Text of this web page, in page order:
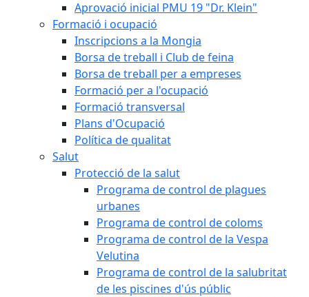
Aprovació inicial PMU 19 "Dr. Klein"
Formació i ocupació
Inscripcions a la Mongia
Borsa de treball i Club de feina
Borsa de treball per a empreses
Formació per a l'ocupació
Formació transversal
Plans d'Ocupació
Política de qualitat
Salut
Protecció de la salut
Programa de control de plagues
urbanes
Programa de control de coloms
Programa de control de la Vespa
Velutina
Programa de control de la salubritat
de les piscines d'ús públic